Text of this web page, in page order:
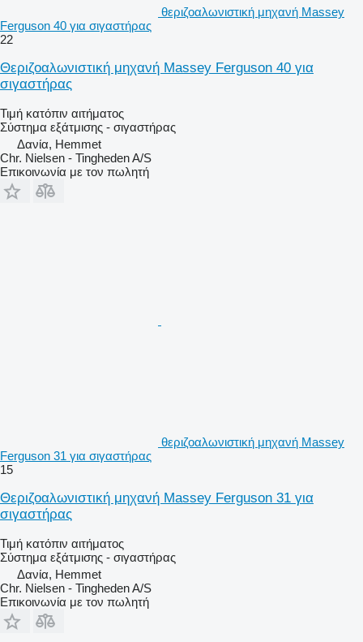
θεριζοαλωνιστική μηχανή Massey
Ferguson 40 για σιγαστήρας
22
Θεριζοαλωνιστική μηχανή Massey Ferguson 40 για
σιγαστήρας
Τιμή κατόπιν αιτήματος
Σύστημα εξάτμισης - σιγαστήρας
Δανία, Hemmet
Chr. Nielsen - Tingheden A/S
Επικοινωνία με τον πωλητή
θεριζοαλωνιστική μηχανή Massey
Ferguson 31 για σιγαστήρας
15
Θεριζοαλωνιστική μηχανή Massey Ferguson 31 για
σιγαστήρας
Τιμή κατόπιν αιτήματος
Σύστημα εξάτμισης - σιγαστήρας
Δανία, Hemmet
Chr. Nielsen - Tingheden A/S
Επικοινωνία με τον πωλητή